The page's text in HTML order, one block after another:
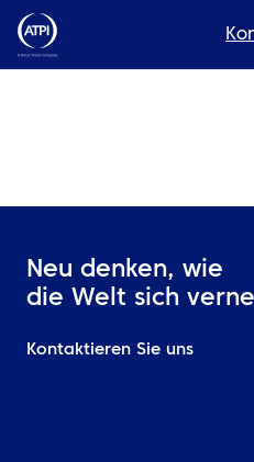
Über uns
Neu denken, wie
die Welt sich
Kontaktieren Sie uns